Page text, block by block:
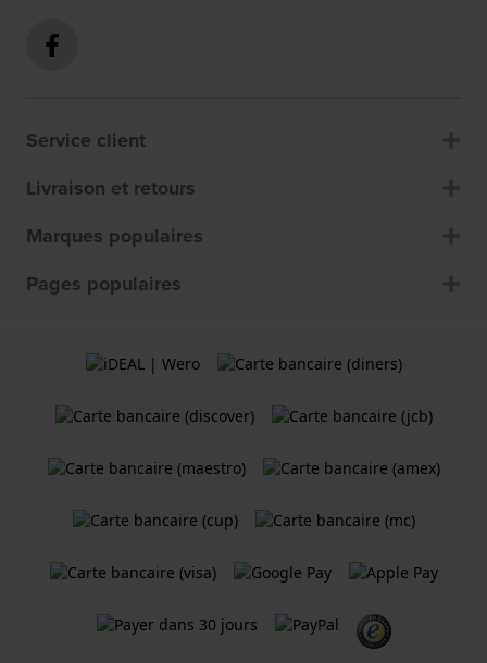
Service client
Livraison et retours
Marques populaires
Pages populaires